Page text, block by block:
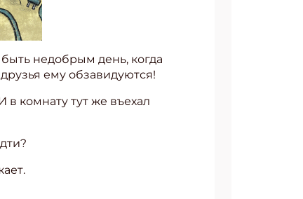
недобрым день, когда
ему обзавидуются!
комнату тут же въехал